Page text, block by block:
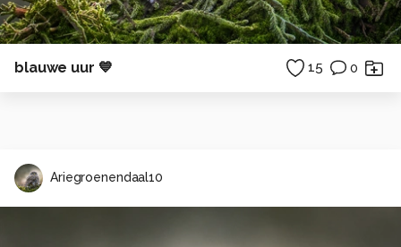
blauwe uur 💙 15 0
Ariegroenendaal10